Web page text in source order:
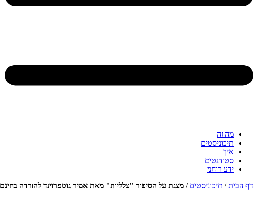
מה זה
תיכוניסטים
איך
סטודנטים
ידע רוחני
דף הבית/ תיכוניסטים / מצגת על הסיפור "צלליות" מאת אמיר גוטפרוינד להורדה בחינם